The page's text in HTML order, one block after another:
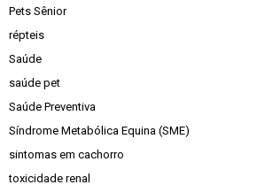
Pets Sênior
répteis
Saúde
saúde pet
Saúde Preventiva
Síndrome Metabólica Equina (SME)
sintomas em cachorro
toxicidade renal